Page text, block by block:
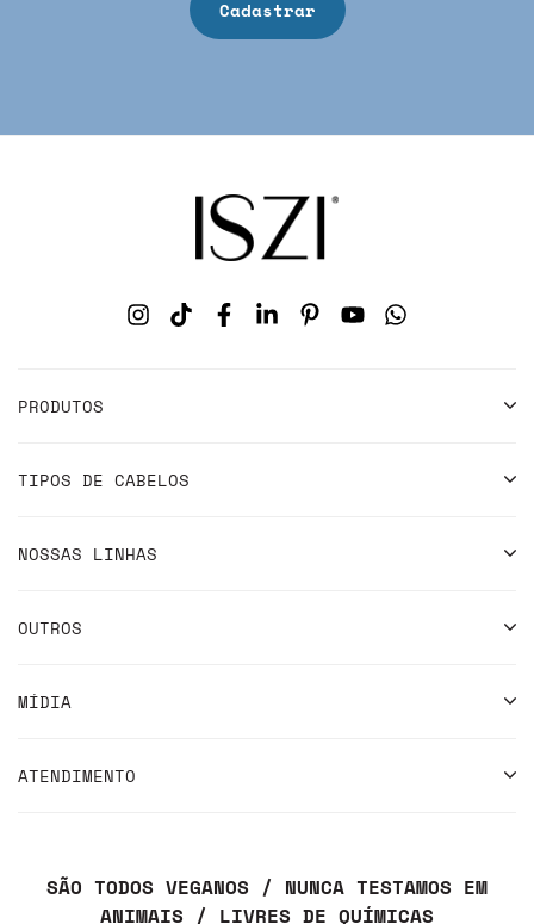
PRODUTOS
TIPOS DE CABELOS
NOSSAS LINHAS
OUTROS
MÍDIA
ATENDIMENTO
SÃO TODOS VEGANOS / NUNCA TESTAMOS EM
ANIMAIS / LIVRES DE QUÍMICAS